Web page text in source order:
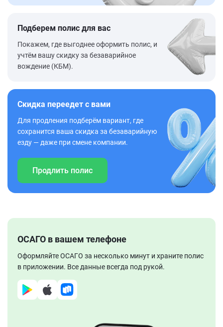
Подберем полис для вас
Покажем, где выгоднее оформить полис, и
учтём вашу скидку за безаварийное
вождение (КБМ).
Скидка переедет с вами
Для продления подберём вариант, где
сохранится ваша скидка за безаварийную
езду — даже при смене компании.
Продлить полис
ОСАГО в вашем телефоне
Оформляйте ОСАГО за несколько минут и храните полис
в приложении. Все данные всегда под рукой.